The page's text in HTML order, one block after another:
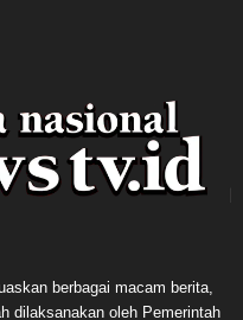
berbagai macam berita,
dilaksanakan oleh Pemerintah